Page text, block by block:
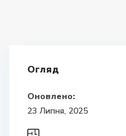
Огляд
Оновлено:
23 Липня, 2025